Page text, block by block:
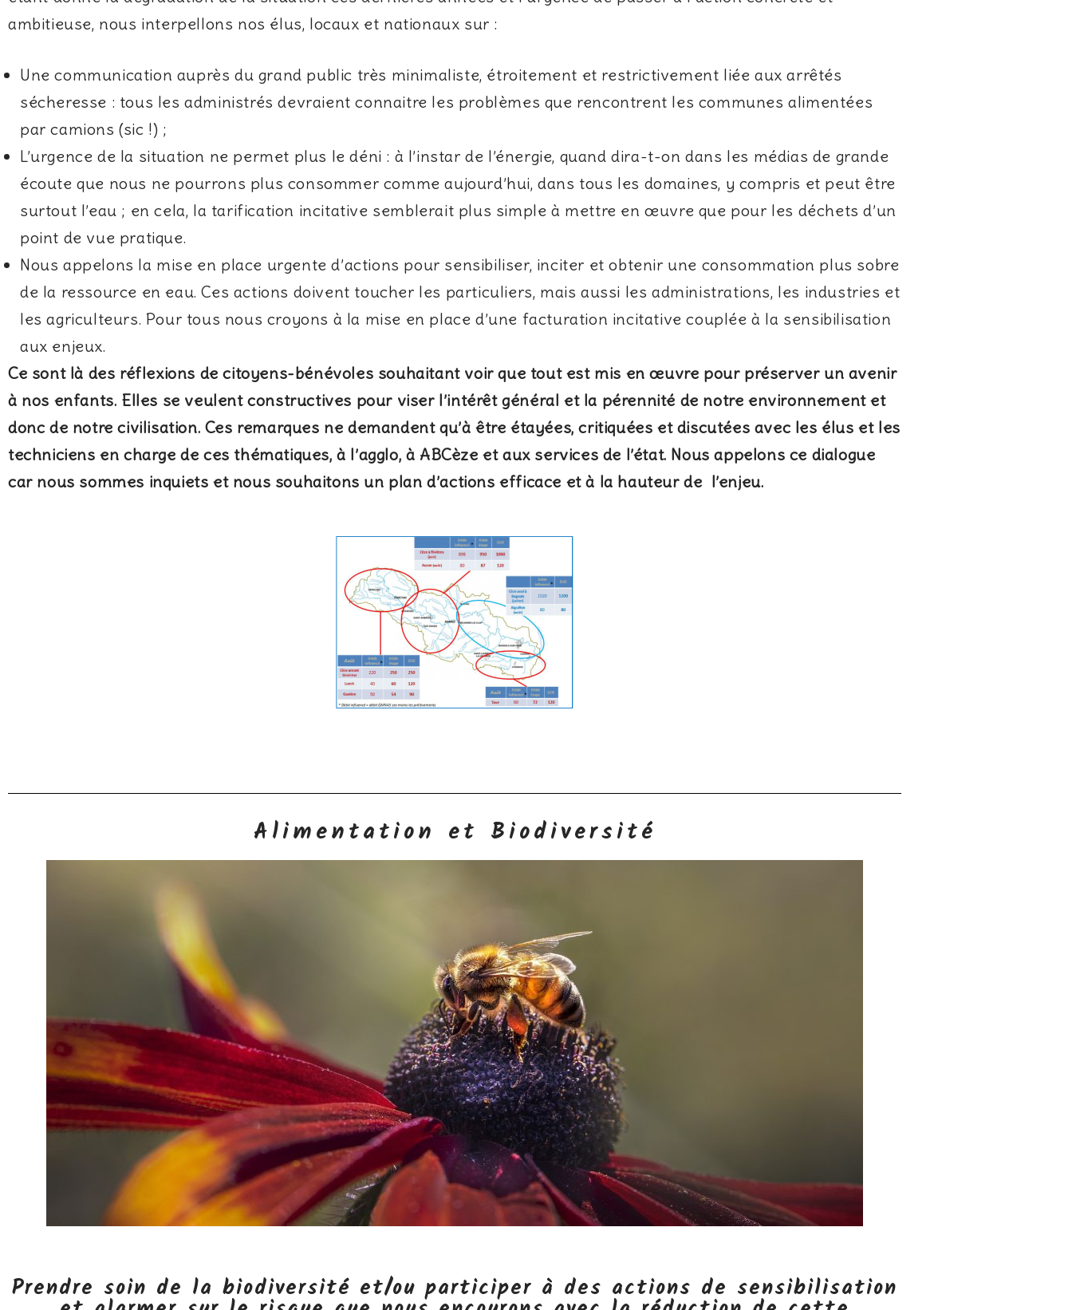
ambitieuse, nous interpellons nos élus, locaux et nationaux sur :
Une communication auprès du grand public très minimaliste, étroitement et restrictivement liée aux arrêtés
sécheresse : tous les administrés devraient connaitre les problèmes que rencontrent les communes alimentées
par camions (sic !) ;
L’urgence de la situation ne permet plus le déni : à l’instar de l’énergie, quand dira-t-on dans les médias de grande
écoute que nous ne pourrons plus consommer comme aujourd’hui, dans tous les domaines, y compris et peut être
surtout l’eau ; en cela, la tarification incitative semblerait plus simple à mettre en œuvre que pour les déchets d’un
point de vue pratique.
Nous appelons la mise en place urgente d’actions pour sensibiliser, inciter et obtenir une consommation plus sobre
de la ressource en eau. Ces actions doivent toucher les particuliers, mais aussi les administrations, les industries et
les agriculteurs. Pour tous nous croyons à la mise en place d’une facturation incitative couplée à la sensibilisation
aux enjeux.
Ce sont là des réflexions de citoyens-bénévoles souhaitant voir que tout est mis en œuvre pour préserver un avenir
à nos enfants. Elles se veulent constructives pour viser l’intérêt général et la pérennité de notre environnement et
donc de notre civilisation. Ces remarques ne demandent qu’à être étayées, critiquées et discutées avec les élus et les
techniciens en charge de ces thématiques, à l’agglo, à ABCèze et aux services de l’état. Nous appelons ce dialogue
car nous sommes inquiets et nous souhaitons un plan d’actions efficace et à la hauteur de l’enjeu.
Alimentation et Biodiversité
Prendre soin de la biodiversité et/ou participer à des actions de sensibilisation